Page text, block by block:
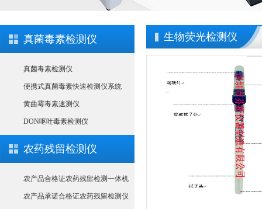
真菌毒素检测仪
真菌毒素检测仪
便携式真菌毒素快速检测仪系统
黄曲霉毒素速测仪
DON呕吐毒素检测仪
农药残留检测仪
农产品合格证农药残留检测一体机
农产品承诺合格证农药残留检测仪
生物荧光检测仪